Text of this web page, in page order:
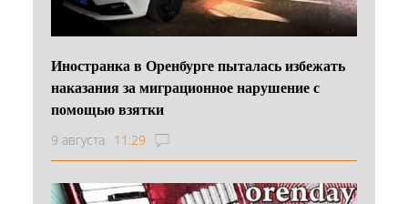
Иностранка в Оренбурге пыталась избежать
наказания за миграционное нарушение с
помощью взятки
9 августа 11:29